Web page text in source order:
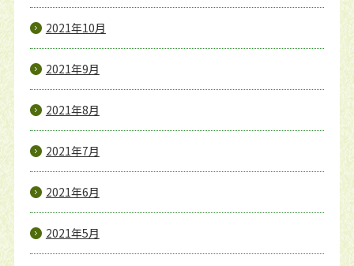
2021年10月
2021年9月
2021年8月
2021年7月
2021年6月
2021年5月